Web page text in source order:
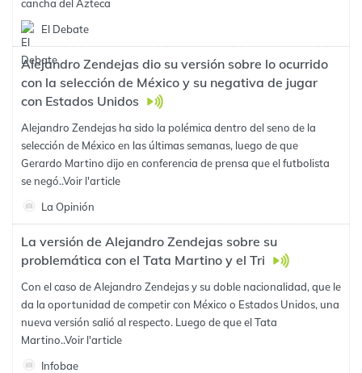
cancha del Azteca
El Debate
Alejandro Zendejas dio su versión sobre lo ocurrido
con la selección de México y su negativa de jugar
con Estados Unidos
Alejandro Zendejas ha sido la polémica dentro del seno de la
selección de México en las últimas semanas, luego de que
Gerardo Martino dijo en conferencia de prensa que el futbolista
se negó..Voir l'article
La Opinión
La versión de Alejandro Zendejas sobre su
problemática con el Tata Martino y el Tri
Con el caso de Alejandro Zendejas y su doble nacionalidad, que le
da la oportunidad de competir con México o Estados Unidos, una
nueva versión salió al respecto. Luego de que el Tata
Martino..Voir l'article
Infobae